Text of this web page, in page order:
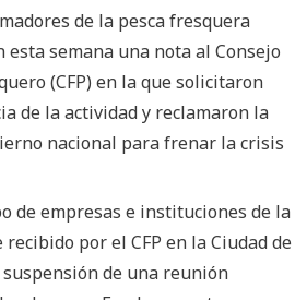
de la pesca fresquera
esta semana una nota al Consejo
(CFP) en la que solicitaron
de la actividad y reclamaron la
nacional para frenar la crisis
de empresas e instituciones de la
por el CFP en la Ciudad de
de una reunión